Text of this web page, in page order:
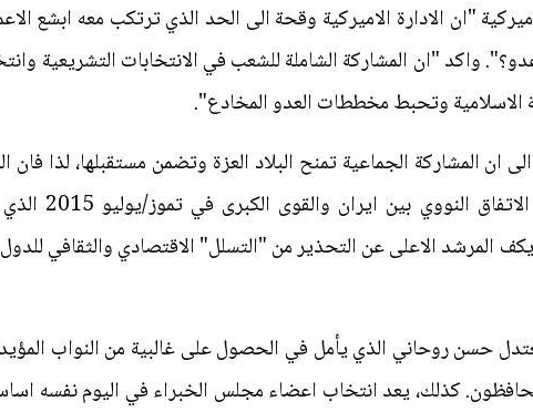
"ان الادارة الاميركية وقحة الى الحد الذي ترتكب معه ابشع
واكد "ان المشاركة الشاملة للشعب في الانتخابات التشريعية
الاسلامية وتحبط مخططات العدو المخادع".
المشاركة الجماعية تمنح البلاد العزة وتضمن مستقبلها، لذا فان
هذا الحدث العظيم تعتبر واجبا
المرشد الاعلى عن التحذير من "التسلل" الاقتصادي والثقافي للدول
حسن روحاني الذي يأمل في الحصول على غالبية من النواب
كذلك، يعد انتخاب اعضاء مجلس الخبراء في اليوم نفسه